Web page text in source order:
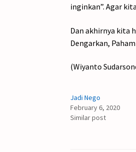
inginkan”. Agar
Dan akhirnya kita
Dengarkan,
(Wiyanto
Jadi Nego
February 6, 2020
Similar post